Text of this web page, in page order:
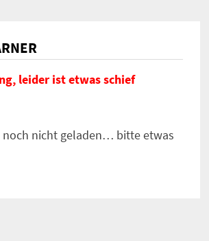
leider ist etwas schief
noch nicht geladen… bitte etwas